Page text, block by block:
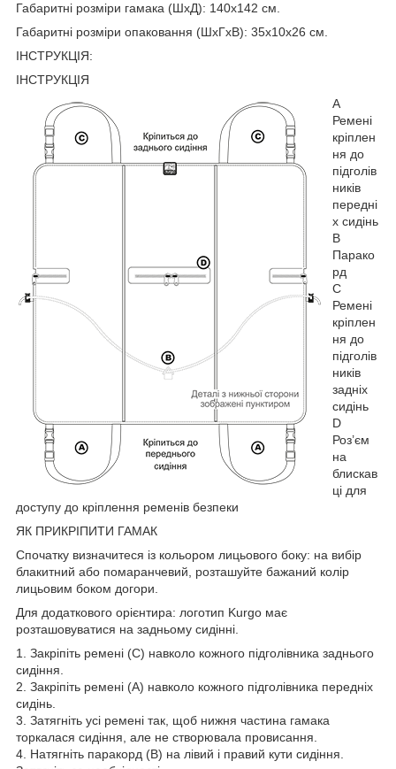
Габаритні розміри гамака (ШхД): 140х142 см.
Габаритні розміри опаковання (ШхГхВ): 35х10х26 см.
ІНСТРУКЦІЯ:
ІНСТРУКЦІЯ
A
Ремені
кріплен
ня до
підголів
ників
передні
х сидінь
B
Парако
рд
C
Ремені
кріплен
ня до
підголів
ників
задніх
сидінь
D
Роз’єм
на
блискав
ці для
доступу до кріплення ременів безпеки
ЯК ПРИКРІПИТИ ГАМАК
Спочатку визначитеся із кольором лицьового боку: на вибір
блакитний або помаранчевий, розташуйте бажаний колір
лицьовим боком догори.
Для додаткового орієнтира: логотип Kurgo має
розташовуватися на задньому сидінні.
1. Закріпіть ремені (С) навколо кожного підголівника заднього
сидіння.
2. Закріпіть ремені (A) навколо кожного підголівника передніх
сидінь.
3. Затягніть усі ремені так, щоб нижня частина гамака
торкалася сидіння, але не створювала провисання.
4. Натягніть паракорд (B) на лівий і правий кути сидіння.